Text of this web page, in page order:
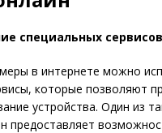
специальных сервисов
в интернете можно
которые позволяют
устройства. Один из
предоставляет